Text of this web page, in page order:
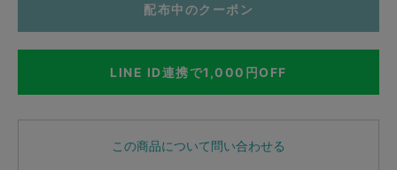
配布中のクーポン
LINE ID連携で1,000円OFF
この商品について問い合わせる